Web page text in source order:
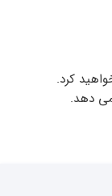
کرد.
دهد.